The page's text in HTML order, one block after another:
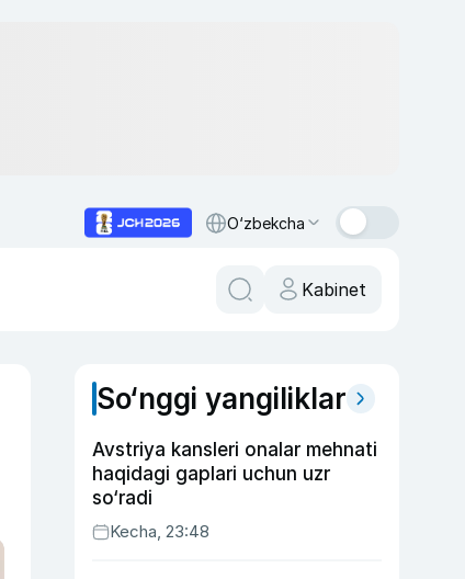
O‘zbekcha
Kabinet
So‘nggi yangiliklar
Avstriya kansleri onalar mehnati
haqidagi gaplari uchun uzr
so‘radi
Kecha, 23:48